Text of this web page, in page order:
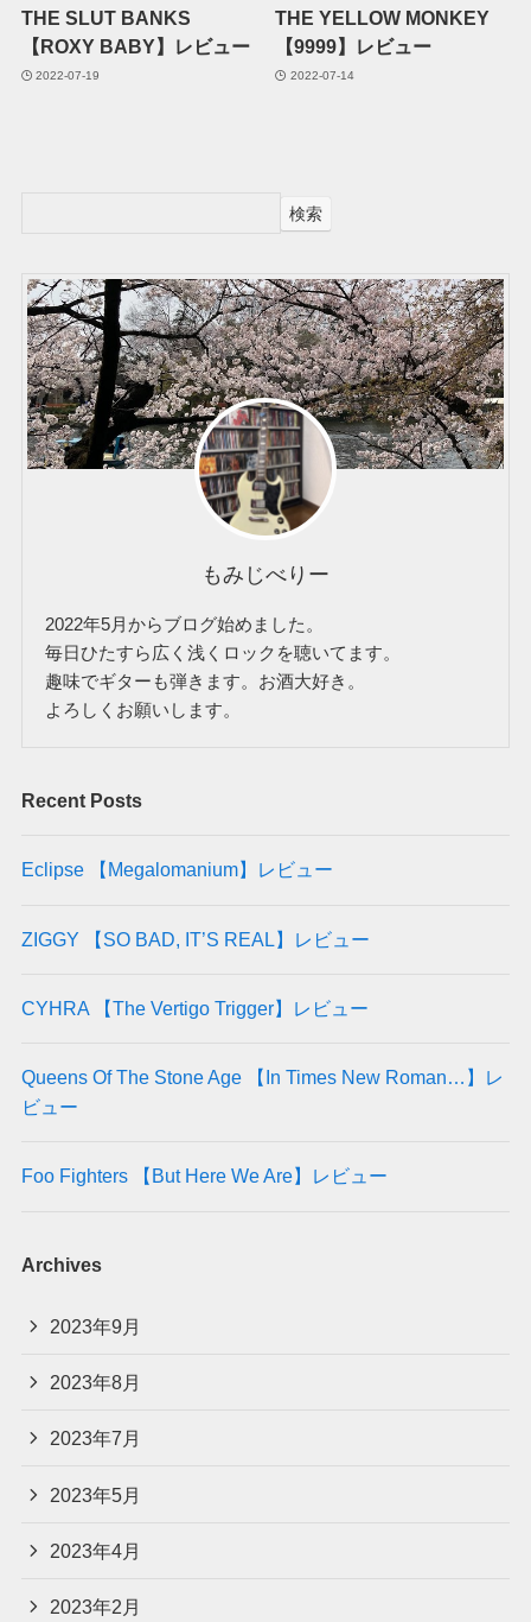
THE SLUT BANKS
【ROXY BABY】レビュー
2022-07-19
THE YELLOW MONKEY
【9999】レビュー
2022-07-14
検索
もみじべりー
2022年5月からブログ始めました。
毎日ひたすら広く浅くロックを聴いてます。
趣味でギターも弾きます。お酒大好き。
よろしくお願いします。
Recent Posts
Eclipse 【Megalomanium】レビュー
ZIGGY 【SO BAD, IT’S REAL】レビュー
CYHRA 【The Vertigo Trigger】レビュー
Queens Of The Stone Age 【In Times New Roman…】レ
ビュー
Foo Fighters 【But Here We Are】レビュー
Archives
2023年9月
2023年8月
2023年7月
2023年5月
2023年4月
2023年2月